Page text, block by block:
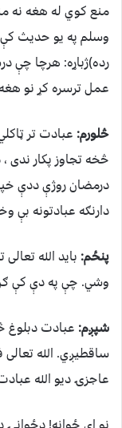
منع کوي له هغه نه
وسلم په یو حدیث
رده)ژباړه: هرچا چې
عمل ترسره کړ نو
څلورم: عبادت تر
څخه تجاوز پکار ندی
درمضان روژې ددې
دارنګه عبادتونه بې
پنځم: باید الله
وشي. چې په دې کې
شپږم: عبادت
ساقطیږي. الله تعالی
عاجزۍ دیو الله